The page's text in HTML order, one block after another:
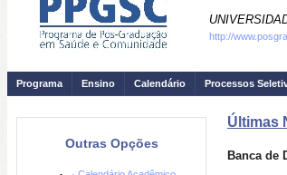
http://
Programa Ensino Calendário Processos
Outras Opções
Últimas
Banca de